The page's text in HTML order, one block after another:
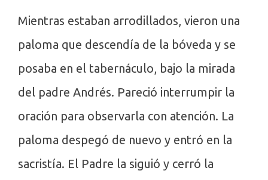
Mientras estaban arrodillados, vieron una
paloma que descendía de la bóveda y se
posaba en el tabernáculo, bajo la mirada
del padre Andrés. Pareció interrumpir la
oración para observarla con atención. La
paloma despegó de nuevo y entró en la
sacristía. El Padre la siguió y cerró la